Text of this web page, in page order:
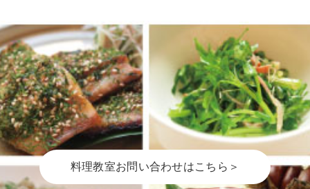
料理教室お問い合わせはこちら＞